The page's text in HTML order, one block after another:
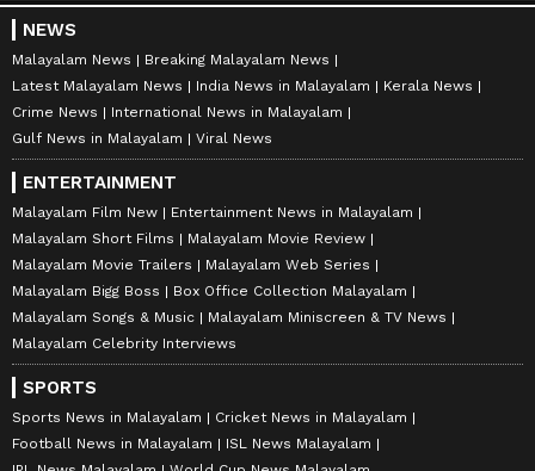
NEWS
Malayalam News
Breaking Malayalam News
Latest Malayalam News
India News in Malayalam
Kerala News
Crime News
International News in Malayalam
Gulf News in Malayalam
Viral News
ENTERTAINMENT
Malayalam Film New
Entertainment News in Malayalam
Malayalam Short Films
Malayalam Movie Review
Malayalam Movie Trailers
Malayalam Web Series
Malayalam Bigg Boss
Box Office Collection Malayalam
Malayalam Songs & Music
Malayalam Miniscreen & TV News
Malayalam Celebrity Interviews
SPORTS
Sports News in Malayalam
Cricket News in Malayalam
Football News in Malayalam
ISL News Malayalam